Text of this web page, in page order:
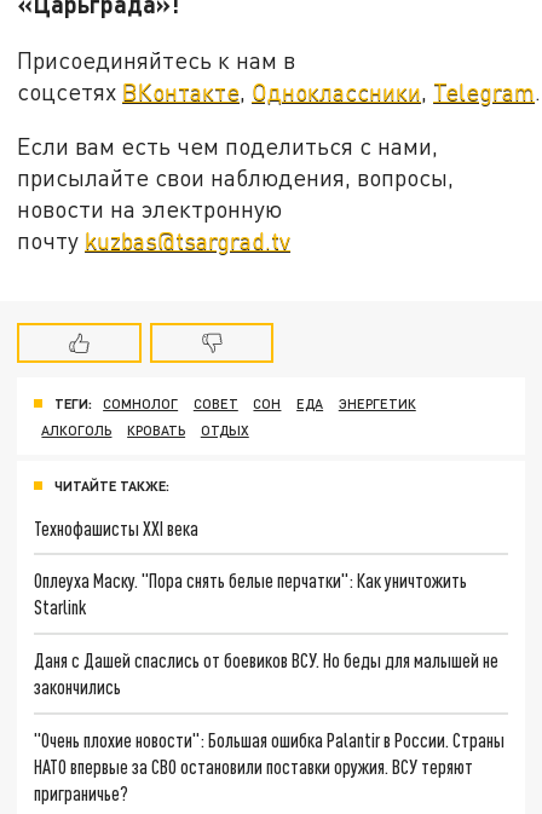
Присоединяйтесь к нам в
соцсетях ВКонтакте Одноклассники Telegram
Если вам есть чем поделиться с нами,
присылайте свои наблюдения, вопросы,
новости на электронную
почту kuzbas@tsargrad.tv
ТЕГИ: СОМНОЛОГ СОВЕТ СОН ЕДА
ЭНЕРГЕТИК
АЛКОГОЛЬ
КРОВАТЬ ОТДЫХ
ЧИТАЙТЕ ТАКЖЕ:
Технофашисты XXI века
Оплеуха Маску. "Пора снять белые перчатки": Как уничтожить
Starlink
Даня с Дашей спаслись от боевиков ВСУ. Но беды для малышей не
закончились
"Очень плохие новости": Большая ошибка Palantir в России. Страны
НАТО впервые за СВО остановили поставки оружия. ВСУ теряют
приграничье?